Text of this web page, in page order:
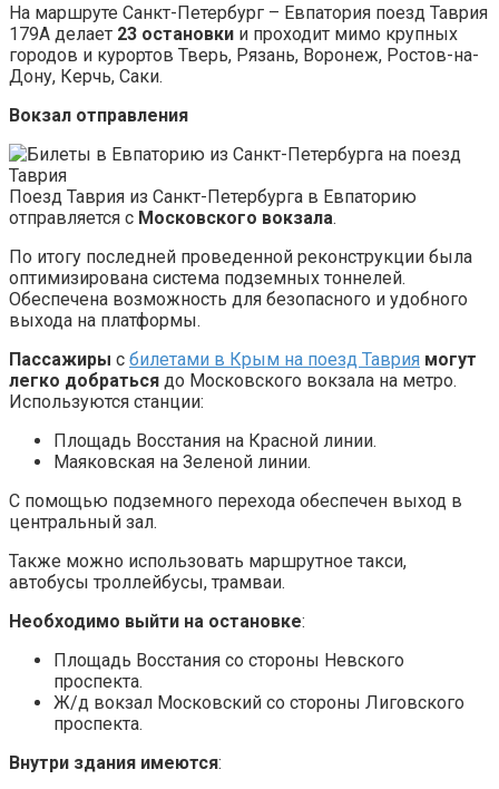
На маршруте Санкт-Петербург – Евпатория поезд Таврия
179А делает 23 остановки и проходит мимо крупных
городов и курортов Тверь, Рязань, Воронеж, Ростов-на-
Дону, Керчь, Саки.
Вокзал отправления
Поезд Таврия из Санкт-Петербурга в Евпаторию
отправляется с Московского вокзала.
По итогу последней проведенной реконструкции была
оптимизирована система подземных тоннелей.
Обеспечена возможность для безопасного и удобного
выхода на платформы.
Пассажиры с билетами в Крым на поезд Таврия могут
легко добраться до Московского вокзала на метро.
Используются станции:
Площадь Восстания на Красной линии.
Маяковская на Зеленой линии.
С помощью подземного перехода обеспечен выход в
центральный зал.
Также можно использовать маршрутное такси,
автобусы троллейбусы, трамваи.
Необходимо выйти на остановке:
Площадь Восстания со стороны Невского
проспекта.
Ж/д вокзал Московский со стороны Лиговского
проспекта.
Внутри здания имеются: